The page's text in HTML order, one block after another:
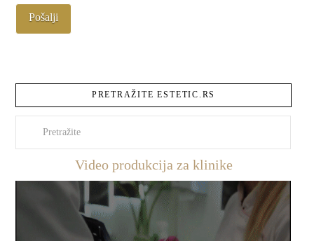
PRETRAŽITE ESTETIC.RS
Video produkcija za klinike